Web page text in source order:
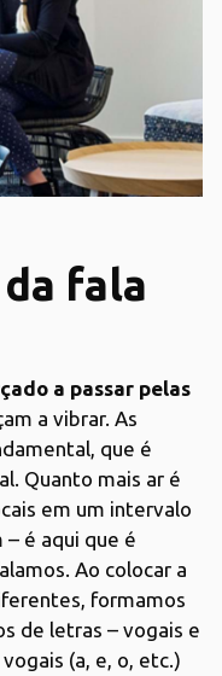
fala
a passar pelas
a vibrar. As
que é
Quanto mais ar é
em um intervalo
é aqui que é
Ao colocar a
formamos
de letras – vogais e
(a, e, o, etc.)